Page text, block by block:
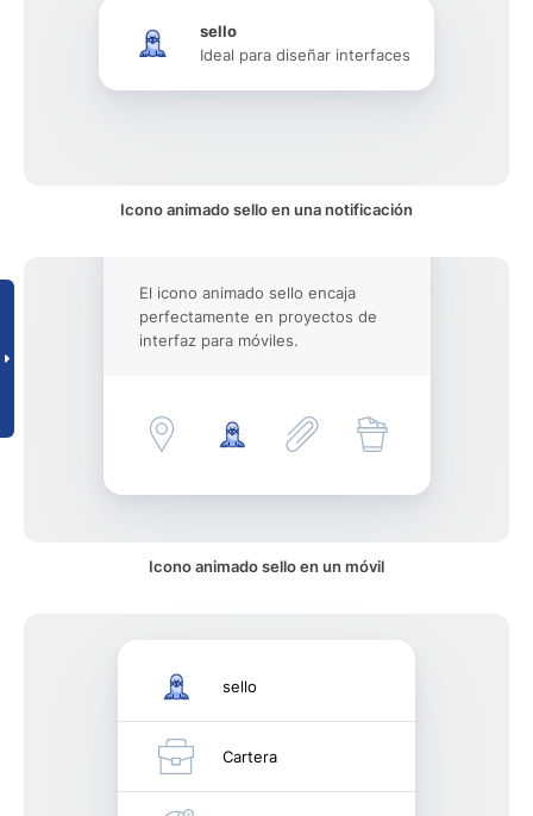
sello
Ideal para diseñar interfaces
Icono animado sello en una notificación
El icono animado sello encaja
perfectamente en proyectos de
interfaz para móviles.
Icono animado sello en un móvil
sello
Cartera